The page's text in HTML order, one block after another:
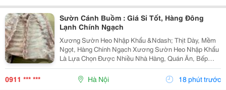
Sườn Cánh Buồm : Giá Sỉ Tốt, Hàng Đông
Lạnh Chính Ngạch
Xương Sườn Heo Nhập Khẩu &Ndash; Thịt Dày, Mềm
Ngọt, Hàng Chính Ngạch Xương Sườn Heo Nhập Khẩu
Là Lựa Chọn Được Nhiều Nhà Hàng, Quán Ăn, Bếp
Công Nghiệp Và Gia Đình Ưa Chuộng Nhờ Phần Thịt
Dày, Mềm Ngọt, Xương Nhỏ Và Hương Vị Thơm Ngon
Tự Nhiên ....
0911 *** *** Hà Nội 18 phút trước